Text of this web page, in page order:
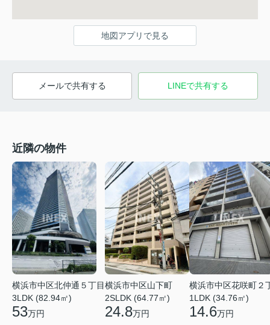
地図アプリで見る
メールで共有する LINEで共有する
近隣の物件
横浜市中区北仲通５丁目
3LDK (82.94㎡)
53万円
横浜市中区山下町
2SLDK (64.77㎡)
24.8万円
横浜市中区花咲町２
1LDK (34.76㎡)
14.6万円